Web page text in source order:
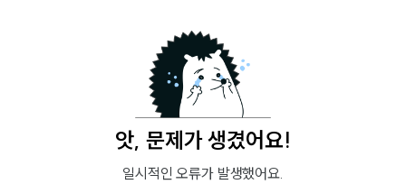
앗, 문제가 생겼어요!
일시적인 오류가 발생했어요.